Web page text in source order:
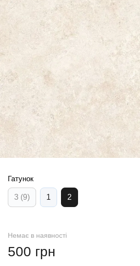
Гатунок
3 (9) 1 2
Немає в наявності
500 грн